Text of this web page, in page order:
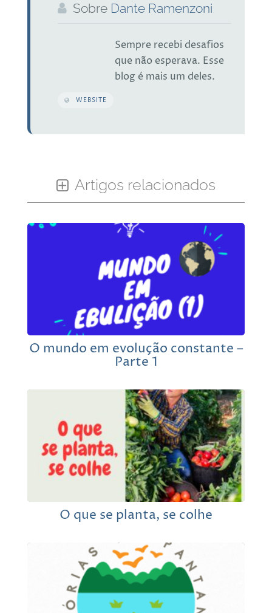
Sobre Dante Ramenzoni
Sempre recebi desafios
que não esperava. Esse
blog é mais um deles.
WEBSITE
Artigos relacionados
O mundo em evolução constante –
Parte 1
O que se planta, se colhe